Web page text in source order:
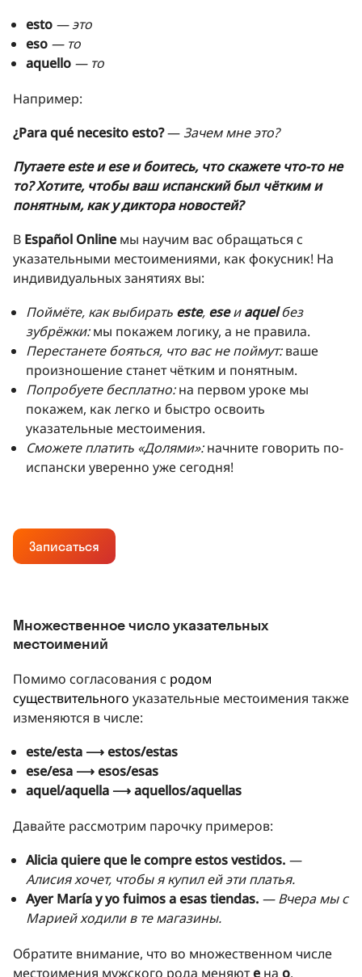
esto — это
eso — то
aquello — то
Например:
¿Para qué necesito esto?—Зачем мне это?
Путаете este и ese и боитесь, что скажете что-то не
то? Хотите, чтобы ваш испанский был чётким и
понятным, как у диктора новостей?
В Español Online мы научим вас обращаться с
указательными местоимениями, как фокусник! На
индивидуальных занятиях вы:
Поймёте, как выбирать este, eseиaquelбез
зубрёжки:мы покажем логику, а не правила.
Перестанете бояться, что вас не поймут:ваше
произношение станет чётким и понятным.
Попробуете бесплатно:на первом уроке мы
покажем, как легко и быстро освоить
указательные местоимения.
Сможете платить «Долями»:начните говорить по-
испански уверенно уже сегодня!
Записаться
Множественное число указательных
местоимений
Помимо согласования с родом
существительного указательные местоимения также
изменяются в числе:
este/esta ⟶ estos/estas
ese/esa ⟶ esos/esas
aquel/aquella ⟶ aquellos/aquellas
Давайте рассмотрим парочку примеров:
Alicia quiere que le compre estos vestidos. —
Алисия хочет, чтобы я купил ей эти платья.
Ayer María y yo fuimos a esas tiendas. — Вчера мы с
Марией ходили в те магазины.
Обратите внимание, что во множественном числе
местоимения мужского рода меняютe на o.